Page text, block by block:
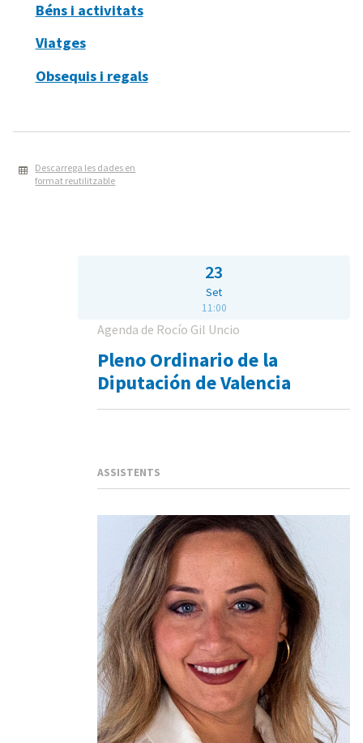
Béns i activitats
Viatges
Obsequis i regals
Descarrega les dades en
format reutilitzable
23
Set
11:00
Agenda de Rocío Gil Uncio
Pleno Ordinario de la
Diputación de Valencia
ASSISTENTS